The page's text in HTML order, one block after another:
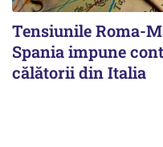
Tensiunile Roma-
Spania impune
călătorii din Italia